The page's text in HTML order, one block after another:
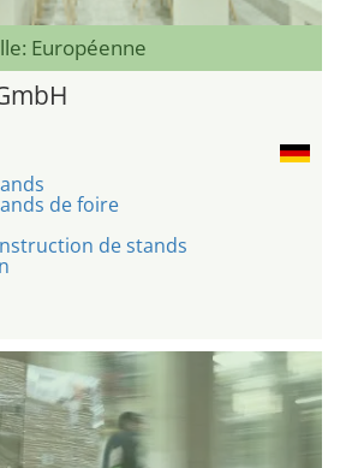
Européenne
de foire
de stands